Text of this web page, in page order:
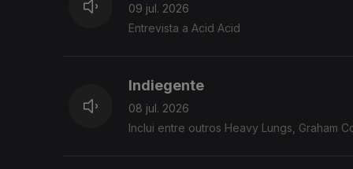
09 jul. 2026
Entrevista a Acid Acid
Indiegente
08 jul. 2026
Inclui entre outros Heavy Lungs, Graham